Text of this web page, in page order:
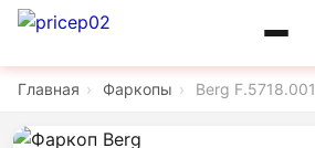
Главная › Фаркопы › Berg F.5718.001